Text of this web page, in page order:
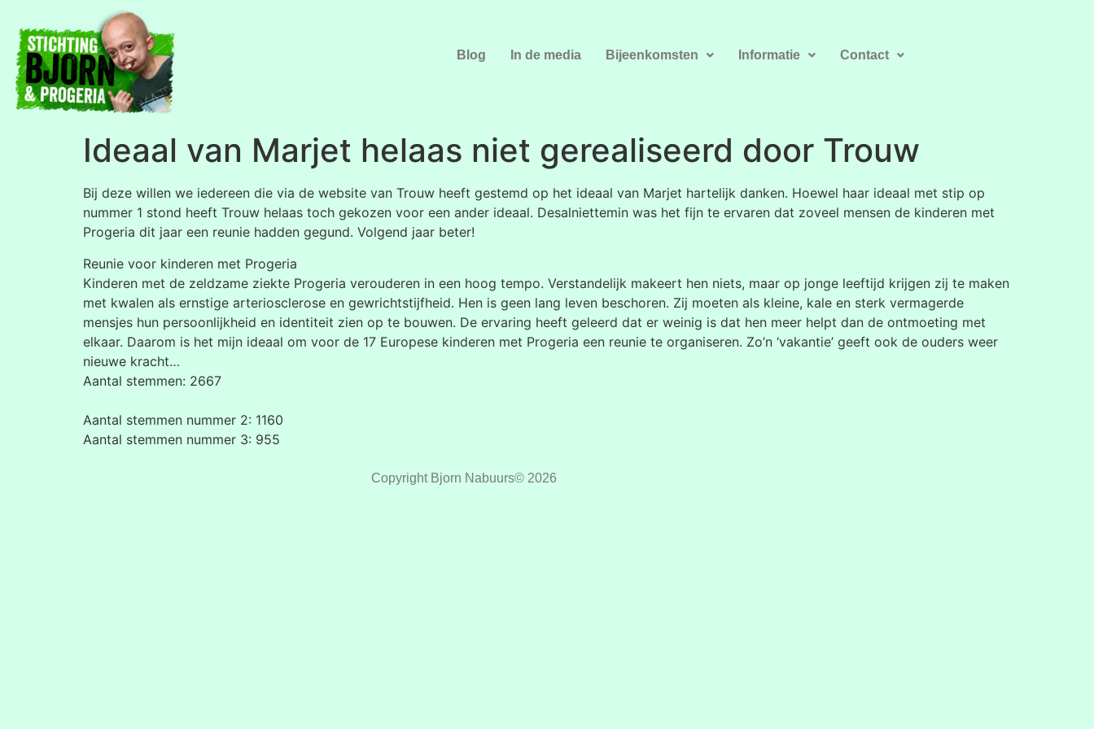
Blog In de media Bijeenkomsten Informatie Contact
Ideaal van Marjet helaas niet gerealiseerd door Trouw
Bij deze willen we iedereen die via de website van Trouw heeft gestemd op het ideaal van Marjet hartelijk danken. Hoewel haar ideaal met stip op
nummer 1 stond heeft Trouw helaas toch gekozen voor een ander ideaal. Desalniettemin was het fijn te ervaren dat zoveel mensen de kinderen met
Progeria dit jaar een reunie hadden gegund. Volgend jaar beter!
Reunie voor kinderen met Progeria
Kinderen met de zeldzame ziekte Progeria verouderen in een hoog tempo. Verstandelijk makeert hen niets, maar op jonge leeftijd krijgen zij te maken
met kwalen als ernstige arteriosclerose en gewrichtstijfheid. Hen is geen lang leven beschoren. Zij moeten als kleine, kale en sterk vermagerde
mensjes hun persoonlijkheid en identiteit zien op te bouwen. De ervaring heeft geleerd dat er weinig is dat hen meer helpt dan de ontmoeting met
elkaar. Daarom is het mijn ideaal om voor de 17 Europese kinderen met Progeria een reunie te organiseren. Zo’n ‘vakantie’ geeft ook de ouders weer
nieuwe kracht…
Aantal stemmen: 2667
Aantal stemmen nummer 2: 1160
Aantal stemmen nummer 3: 955
Copyright Bjorn Nabuurs© 2026